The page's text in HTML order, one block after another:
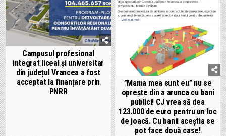
Campusul profesional
integrat liceal și universitar
din județul Vrancea a fost
acceptat la finanțare prin
PNRR
”Mama mea sunt eu” nu se
oprește din a arunca cu bani
publici! CJ vrea să dea
123.000 de euro pentru un loc
de joacă. Cu banii aceștia se
pot face două case!